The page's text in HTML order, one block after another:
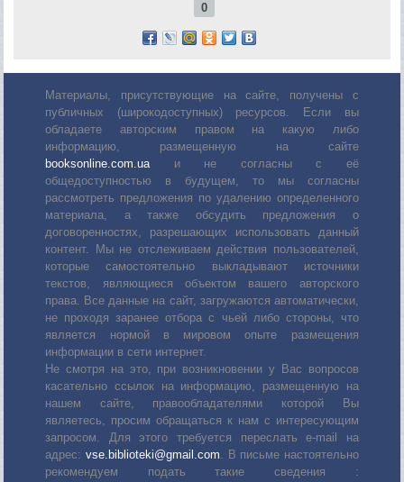
0
Материалы, присутствующие на сайте, получены с
публичных (широкодоступных) ресурсов. Если вы
обладаете авторским правом на какую либо
информацию, размещенную на сайте
booksonline.com.uaи не согласны с её
общедоступностью в будущем, то мы согласны
рассмотреть предложения по удалению определенного
материала, а также обсудить предложения о
договоренностях, разрешающих использовать данный
контент. Мы не отслеживаем действия пользователей,
которые самостоятельно выкладывают источники
текстов, являющиеся объектом вашего авторского
права. Все данные на сайт, загружаются автоматически,
не проходя заранее отбора с чьей либо стороны, что
является нормой в мировом опыте размещения
информации в сети интернет.
Не смотря на это, при возникновении у Вас вопросов
касательно ссылок на информацию, размещенную на
нашем сайте, правообладателями которой Вы
являетесь, просим обращаться к нам с интересующим
запросом. Для этого требуется переслать е-mail на
адрес: vse.biblioteki@gmail.com. В письме настоятельно
рекомендуем подать такие сведения :